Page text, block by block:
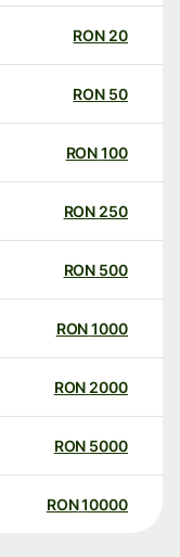
20
RON
50
RON
100
RON
250
RON
500
RON
1000
RON
2000
RON
5000
RON
10000
RON